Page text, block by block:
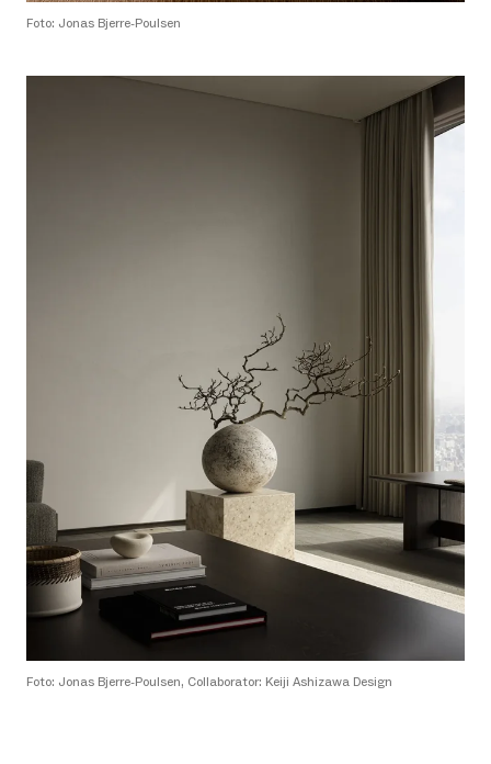
Foto: Jonas Bjerre-Poulsen
Foto: Jonas Bjerre-Poulsen, Collaborator: Keiji Ashizawa Design